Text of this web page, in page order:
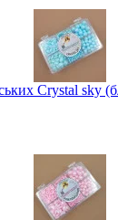
Crystal sky